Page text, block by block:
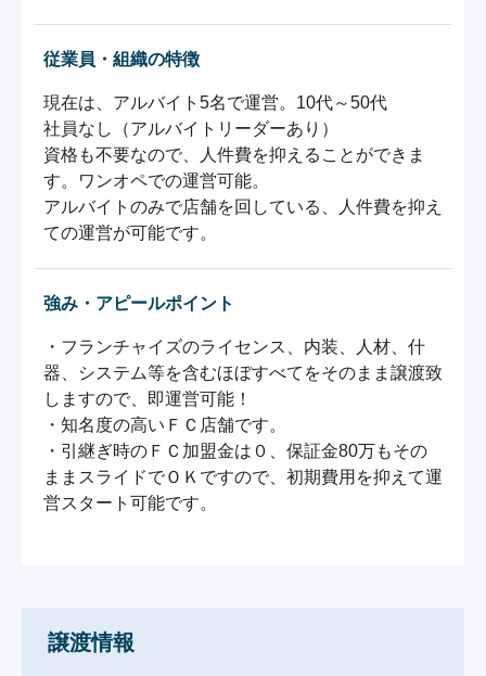
従業員・組織の特徴
現在は、アルバイト5名で運営。10代～50代
社員なし（アルバイトリーダーあり）
資格も不要なので、人件費を抑えることができま
す。ワンオペでの運営可能。
アルバイトのみで店舗を回している、人件費を抑え
強み・アピールポイント
・フランチャイズのライセンス、内装、人材、什
器、システム等を含むほぼすべてをそのまま譲渡致
しますので、即運営可能！
・知名度の高いＦＣ店舗です。
・引継ぎ時のＦＣ加盟金は０、保証金80万もその
ままスライドでＯＫですので、初期費用を抑えて運
営スタート可能です。
譲渡情報